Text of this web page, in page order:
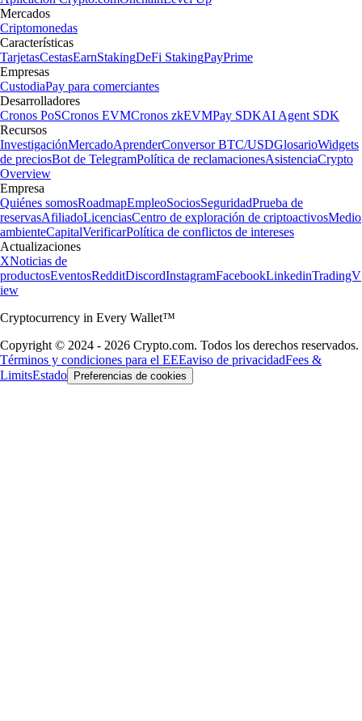
Mercados
Criptomonedas
Características
TarjetasCestasEarnStakingDeFi StakingPayPrime
Empresas
CustodiaPay para comerciantes
Desarrolladores
Cronos PoSCronos EVMCronos zkEVMPay SDKAI Agent SDK
Recursos
InvestigaciónMercadoAprenderConversor BTC/USDGlosarioWidgets
de preciosBot de TelegramPolítica de reclamacionesAsistenciaCrypto
Overview
Empresa
Quiénes somosRoadmapEmpleoSociosSeguridadPrueba de
reservasAfiliadoLicenciasCentro de exploración de criptoactivosMedio
ambienteCapitalVerificarPolítica de conflictos de intereses
Actualizaciones
XNoticias de
productosEventosRedditDiscordInstagramFacebookLinkedinTradingV
iew
Cryptocurrency in Every Wallet™
Copyright © 2024 - 2026 Crypto.com. Todos los derechos reservados.
Términos y condiciones para el EEEaviso de privacidadFees &
LimitsEstado Preferencias de cookies